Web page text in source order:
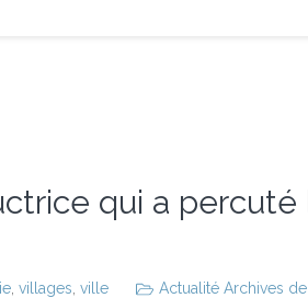
qui a
villages ville Actualité Archives